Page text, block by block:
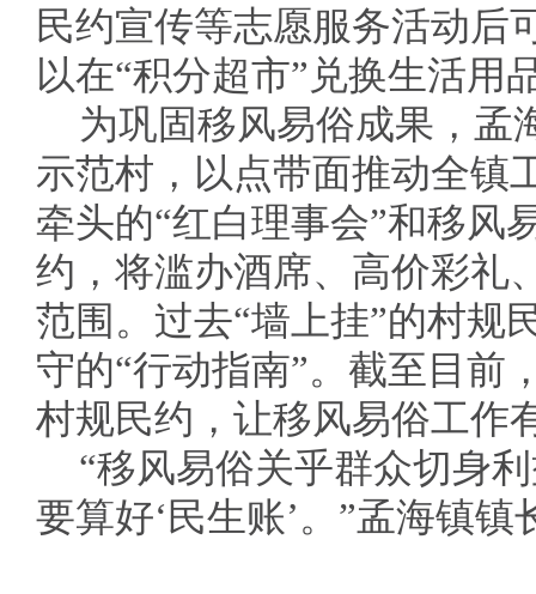
民约宣传等志愿服务活动后
以在“积分超市”兑换生活用
为巩固移风易俗成果，孟
示范村，以点带面推动全镇
牵头的“红白理事会”和移风
约，将滥办酒席、高价彩礼
范围。过去“墙上挂”的村规
守的“行动指南”。截至目前
村规民约，让移风易俗工作
“移风易俗关乎群众切身
要算好‘民生账’。”孟海镇